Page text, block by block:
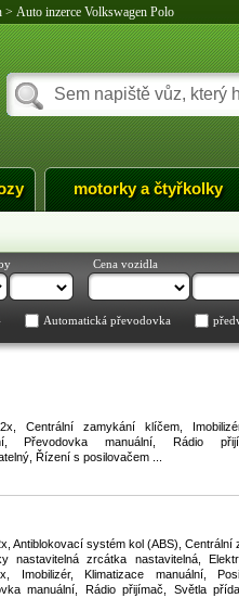
> Auto inzerce Volkswagen Polo
motorky a čtyřkolky
Cena vozidla
Automatická převodovka
Centrální zamykání klíčem,
Převodovka manuální, Rádio
Řízení s posilovačem ...
Antiblokovací systém kol (ABS), Centrální
nastavitelná zrcátka nastavitelná,
Imobilizér, Klimatizace manuální,
manuální, Rádio přijímač, Světla